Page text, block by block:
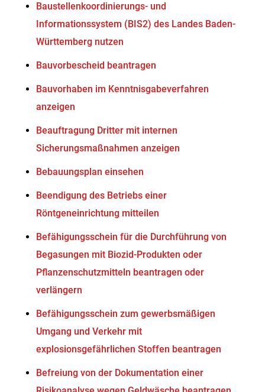
Baustellenkoordinierungs- und
Informationssystem (BIS2) des Landes Baden-
Württemberg nutzen
Bauvorbescheid beantragen
Bauvorhaben im Kenntnisgabeverfahren
anzeigen
Beauftragung Dritter mit internen
Sicherungsmaßnahmen anzeigen
Bebauungsplan einsehen
Beendigung des Betriebs einer
Röntgeneinrichtung mitteilen
Befähigungsschein für die Durchführung von
Begasungen mit Biozid-Produkten oder
Pflanzenschutzmitteln beantragen oder
verlängern
Befähigungsschein zum gewerbsmäßigen
Umgang und Verkehr mit
explosionsgefährlichen Stoffen beantragen
Befreiung von der Dokumentation einer